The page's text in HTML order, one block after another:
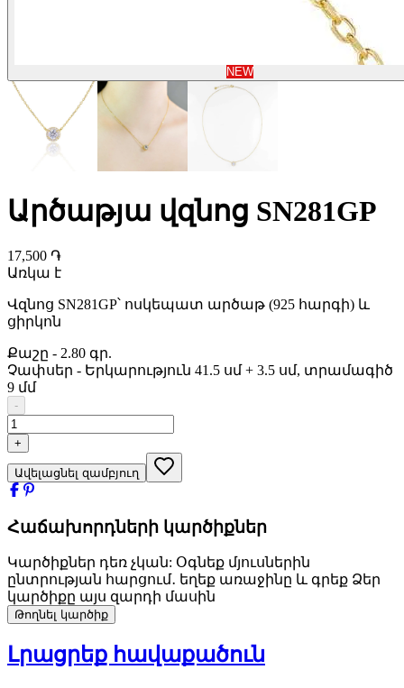
NEW
Արծաթյա վզնոց SN281GP
17,500 ֏
Առկա է
Վզնոց SN281GP՝ ոսկեպատ արծաթ (925 հարգի) և
ցիրկոն
Քաշը - 2.80 գր.
Չափսեր - Երկարություն 41.5 սմ + 3.5 սմ, տրամագիծ
9 մմ
-
+
Ավելացնել զամբյուղ
Հաճախորդների կարծիքներ
Կարծիքներ դեռ չկան: Օգնեք մյուսներին
ընտրության հարցում․ եղեք առաջինը և գրեք Ձեր
կարծիքը այս զարդի մասին
Թողնել կարծիք
Լրացրեք հավաքածուն